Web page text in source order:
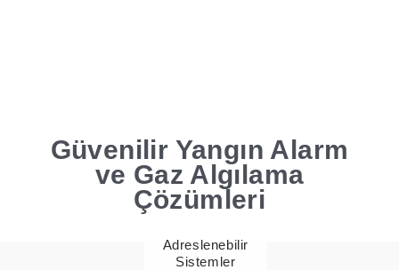
Güvenilir Yangın Alarm
ve Gaz Algılama
Çözümleri
Adreslenebilir
Sistemler